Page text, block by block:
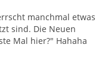
manchmal etwas
sind. Die Neuen
Mal hier?" Hahaha